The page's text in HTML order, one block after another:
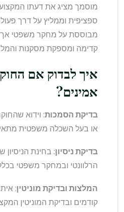
מוסמך מציג את דעתו
ספציפית וממליץ על דרך
מבוססת על מחקר משפטי
קדימה ומספקת מסקנות
איך לבדוק אם
אמינים?
בדיקת הסמכות: וידוא
או בעל השכלה משפטית
בדיקת ניסיון: בחינת
הרלוונטי ובמחקר משפטי
המלצות ובדיקת מוניטין:
קודמים ובדיקת המוניטין